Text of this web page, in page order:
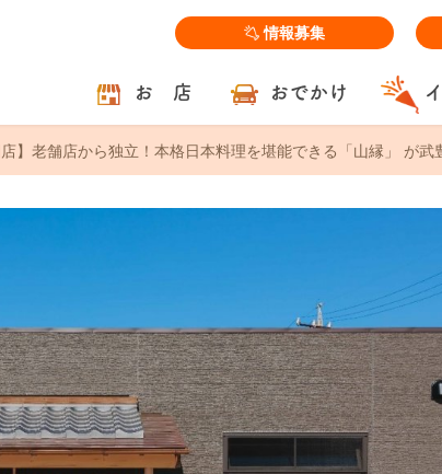
情報募集
お 店 おでかけ
店】老舗店から独立！本格日本料理を堪能できる「山縁」 が武